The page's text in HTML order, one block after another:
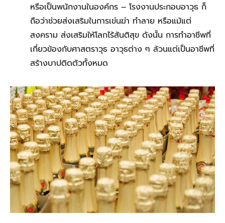
หรือเป็นพนักงานในองค์กร – โรงงานประกอบอาวุธ ก็
ถือว่าช่วยส่งเสริมในการเข่นฆ่า ทำลาย หรือแม้แต่
สงคราม ส่งเสริมให้โลกไร้สันติสุข ดังนั้น การทำอาชีพที่
เกี่ยวข้องกับศาสตราวุธ อาวุธต่าง ๆ ล้วนแต่เป็นอาชีพที่
สร้างบาปติดตัวทั้งหมด